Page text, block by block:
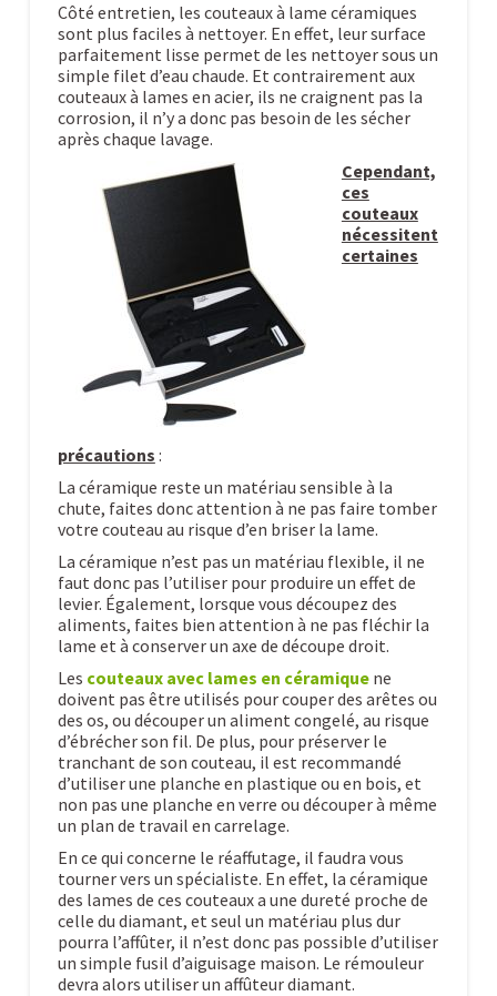
Côté entretien, les couteaux à lame céramiques
sont plus faciles à nettoyer. En effet, leur surface
parfaitement lisse permet de les nettoyer sous un
simple filet d’eau chaude. Et contrairement aux
couteaux à lames en acier, ils ne craignent pas la
corrosion, il n’y a donc pas besoin de les sécher
après chaque lavage.
Cependant,
ces
couteaux
nécessitent
certaines
précautions :
La céramique reste un matériau sensible à la
chute, faites donc attention à ne pas faire tomber
votre couteau au risque d’en briser la lame.
La céramique n’est pas un matériau flexible, il ne
faut donc pas l’utiliser pour produire un effet de
levier. Également, lorsque vous découpez des
aliments, faites bien attention à ne pas fléchir la
lame et à conserver un axe de découpe droit.
Les couteaux avec lames en céramiquene
doivent pas être utilisés pour couper des arêtes ou
des os, ou découper un aliment congelé, au risque
d’ébrécher son fil. De plus, pour préserver le
tranchant de son couteau, il est recommandé
d’utiliser une planche en plastique ou en bois, et
non pas une planche en verre ou découper à même
un plan de travail en carrelage.
En ce qui concerne le réaffutage, il faudra vous
tourner vers un spécialiste. En effet, la céramique
des lames de ces couteaux a une dureté proche de
celle du diamant, et seul un matériau plus dur
pourra l’affûter, il n’est donc pas possible d’utiliser
un simple fusil d’aiguisage maison. Le rémouleur
devra alors utiliser un affûteur diamant.